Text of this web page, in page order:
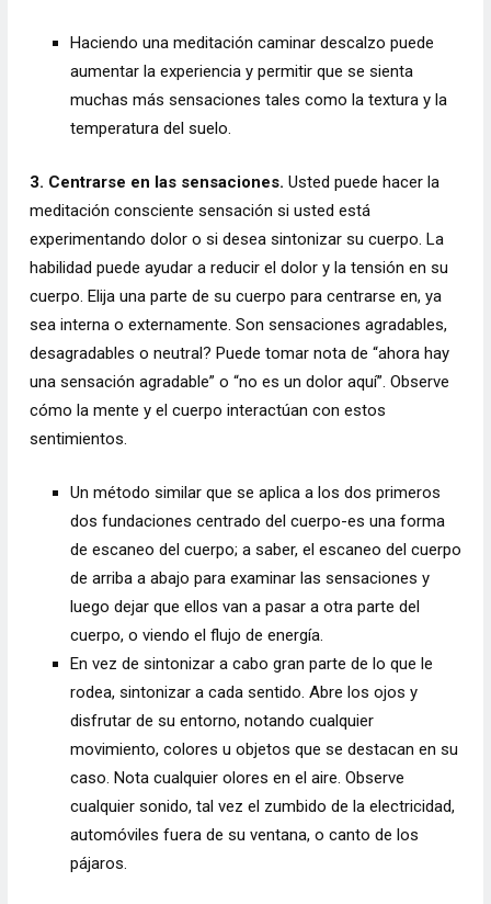
Haciendo una meditación caminar descalzo puede
aumentar la experiencia y permitir que se sienta
muchas más sensaciones tales como la textura y la
temperatura del suelo.
3. Centrarse en las sensaciones. Usted puede hacer la
meditación consciente sensación si usted está
experimentando dolor o si desea sintonizar su cuerpo. La
habilidad puede ayudar a reducir el dolor y la tensión en su
cuerpo. Elija una parte de su cuerpo para centrarse en, ya
sea interna o externamente. Son sensaciones agradables,
desagradables o neutral? Puede tomar nota de “ahora hay
una sensación agradable” o “no es un dolor aquí”. Observe
cómo la mente y el cuerpo interactúan con estos
sentimientos.
Un método similar que se aplica a los dos primeros
dos fundaciones centrado del cuerpo-es una forma
de escaneo del cuerpo; a saber, el escaneo del cuerpo
de arriba a abajo para examinar las sensaciones y
luego dejar que ellos van a pasar a otra parte del
cuerpo, o viendo el flujo de energía.
En vez de sintonizar a cabo gran parte de lo que le
rodea, sintonizar a cada sentido. Abre los ojos y
disfrutar de su entorno, notando cualquier
movimiento, colores u objetos que se destacan en su
caso. Nota cualquier olores en el aire. Observe
cualquier sonido, tal vez el zumbido de la electricidad,
automóviles fuera de su ventana, o canto de los
pájaros.